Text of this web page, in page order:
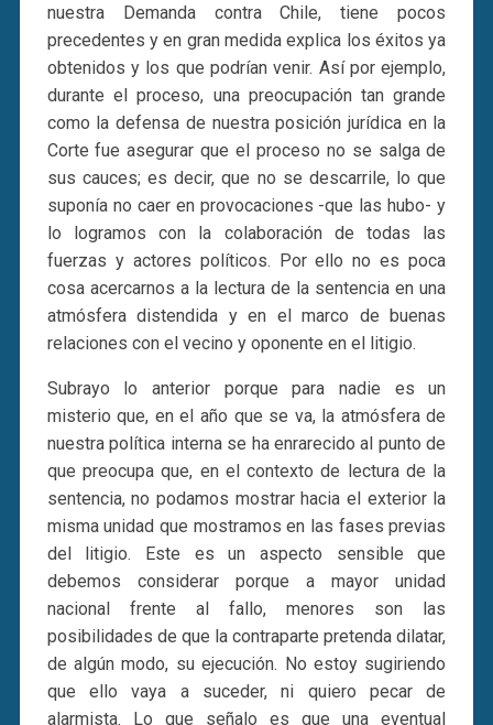
nuestra Demanda contra Chile, tiene pocos
precedentes y en gran medida explica los éxitos ya
obtenidos y los que podrían venir. Así por ejemplo,
durante el proceso, una preocupación tan grande
como la defensa de nuestra posición jurídica en la
Corte fue asegurar que el proceso no se salga de
sus cauces; es decir, que no se descarrile, lo que
suponía no caer en provocaciones -que las hubo- y
lo logramos con la colaboración de todas las
fuerzas y actores políticos. Por ello no es poca
cosa acercarnos a la lectura de la sentencia en una
atmósfera distendida y en el marco de buenas
relaciones con el vecino y oponente en el litigio.
Subrayo lo anterior porque para nadie es un
misterio que, en el año que se va, la atmósfera de
nuestra política interna se ha enrarecido al punto de
que preocupa que, en el contexto de lectura de la
sentencia, no podamos mostrar hacia el exterior la
misma unidad que mostramos en las fases previas
del litigio. Este es un aspecto sensible que
debemos considerar porque a mayor unidad
nacional frente al fallo, menores son las
posibilidades de que la contraparte pretenda dilatar,
de algún modo, su ejecución. No estoy sugiriendo
que ello vaya a suceder, ni quiero pecar de
alarmista. Lo que señalo es que una eventual